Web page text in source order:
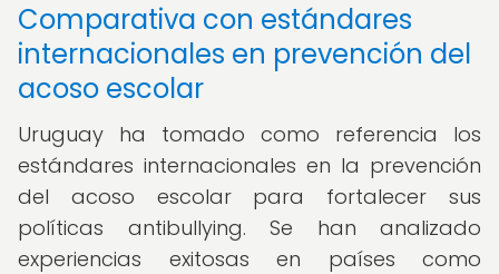
Comparativa con estándares
internacionales en prevención del
acoso escolar
Uruguay ha tomado como referencia los
estándares internacionales en la prevención
del acoso escolar para fortalecer sus
políticas antibullying. Se han analizado
experiencias exitosas en países como